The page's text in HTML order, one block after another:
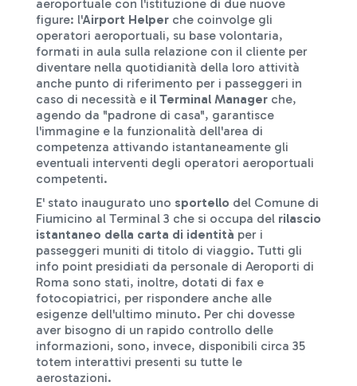
aeroportuale con l'istituzione di due nuove
figure: l'Airport Helper che coinvolge gli
operatori aeroportuali, su base volontaria,
formati in aula sulla relazione con il cliente per
diventare nella quotidianità della loro attività
anche punto di riferimento per i passeggeri in
caso di necessità e il Terminal Manager che,
agendo da "padrone di casa", garantisce
l'immagine e la funzionalità dell'area di
competenza attivando istantaneamente gli
eventuali interventi degli operatori aeroportuali
competenti.
E' stato inaugurato uno sportello del Comune di
Fiumicino al Terminal 3 che si occupa del rilascio
istantaneo della carta di identità per i
passeggeri muniti di titolo di viaggio. Tutti gli
info point presidiati da personale di Aeroporti di
Roma sono stati, inoltre, dotati di fax e
fotocopiatrici, per rispondere anche alle
esigenze dell'ultimo minuto. Per chi dovesse
aver bisogno di un rapido controllo delle
informazioni, sono, invece, disponibili circa 35
totem interattivi presenti su tutte le
aerostazioni.